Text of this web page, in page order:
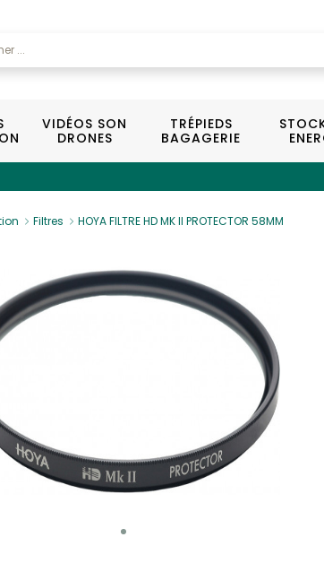
VIDÉOS SON
DRONES
TRÉPIEDS
BAGAGERIE
Filtres HOYA FILTRE HD MK II PROTECTOR 58MM